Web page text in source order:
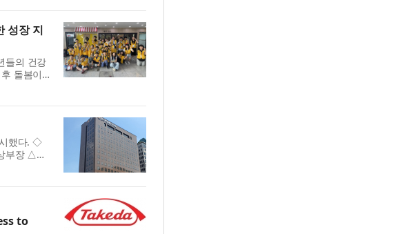
성장 지
들의 건강
돌봄이
했다. ◇
부장 △김
to